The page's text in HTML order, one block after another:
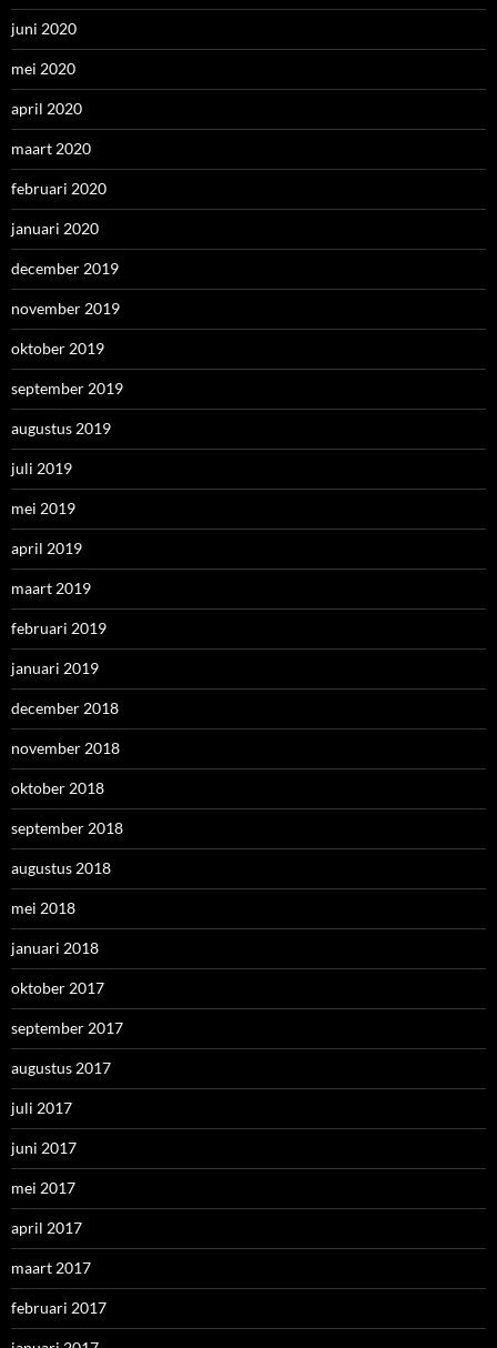
juni 2020
mei 2020
april 2020
maart 2020
februari 2020
januari 2020
december 2019
november 2019
oktober 2019
september 2019
augustus 2019
juli 2019
mei 2019
april 2019
maart 2019
februari 2019
januari 2019
december 2018
november 2018
oktober 2018
september 2018
augustus 2018
mei 2018
januari 2018
oktober 2017
september 2017
augustus 2017
juli 2017
juni 2017
mei 2017
april 2017
maart 2017
februari 2017